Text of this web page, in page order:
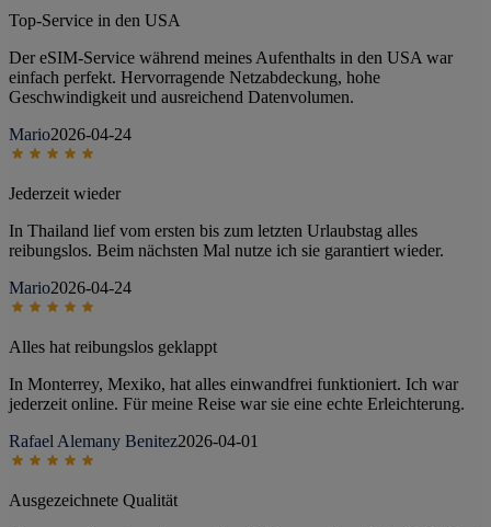
Top-Service in den USA
Der eSIM-Service während meines Aufenthalts in den USA war
einfach perfekt. Hervorragende Netzabdeckung, hohe
Geschwindigkeit und ausreichend Datenvolumen.
Mario2026-04-24
Jederzeit wieder
In Thailand lief vom ersten bis zum letzten Urlaubstag alles
reibungslos. Beim nächsten Mal nutze ich sie garantiert wieder.
Mario2026-04-24
Alles hat reibungslos geklappt
In Monterrey, Mexiko, hat alles einwandfrei funktioniert. Ich war
jederzeit online. Für meine Reise war sie eine echte Erleichterung.
Rafael Alemany Benitez2026-04-01
Ausgezeichnete Qualität